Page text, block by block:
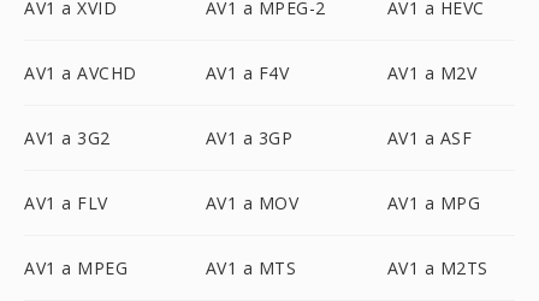
AV1 a XVID AV1 a MPEG-2 AV1 a HEVC
AV1 a AVCHD AV1 a F4V AV1 a M2V
AV1 a 3G2 AV1 a 3GP AV1 a ASF
AV1 a FLV AV1 a MOV AV1 a MPG
AV1 a MPEG AV1 a MTS AV1 a M2TS